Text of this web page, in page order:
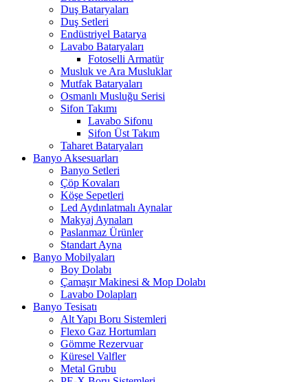
Duş Bataryaları
Duş Setleri
Endüstriyel Batarya
Lavabo Bataryaları
Fotoselli Armatür
Musluk ve Ara Musluklar
Mutfak Bataryaları
Osmanlı Musluğu Serisi
Sifon Takımı
Lavabo Sifonu
Sifon Üst Takım
Taharet Bataryaları
Banyo Aksesuarları
Banyo Setleri
Çöp Kovaları
Köşe Sepetleri
Led Aydınlatmalı Aynalar
Makyaj Aynaları
Paslanmaz Ürünler
Standart Ayna
Banyo Mobilyaları
Boy Dolabı
Çamaşır Makinesi & Mop Dolabı
Lavabo Dolapları
Banyo Tesisatı
Alt Yapı Boru Sistemleri
Flexo Gaz Hortumları
Gömme Rezervuar
Küresel Valfler
Metal Grubu